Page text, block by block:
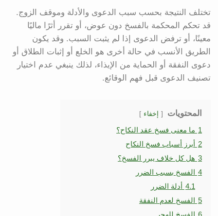
تختلف النتيجة بحسب سبب الدعوى والأدلة وموقف الزوج.
قد تحكم المحكمة بالفسخ دون عوض، أو تقرر أثرًا ماليًا
معينًا، أو ترفض الدعوى إذا لم يثبت السبب. وقد يكون
الطريق الأنسب في حالة أخرى هو الخلع أو إثبات الطلاق أو
دعوى النفقة أو الحماية من الإيذاء، لذلك ينبغي عدم اختيار
تصنيف الدعوى قبل فهم الوقائع.
المحتويات إخفاء
1 ما معنى فسخ عقد النكاح؟
2 أبرز أسباب فسخ النكاح
3 هل كل خلاف يبرر الفسخ؟
4 الفسخ بسبب الضرر
4.1 أدلة الضرر
5 الفسخ لعدم النفقة
6 الفسخ للهجر